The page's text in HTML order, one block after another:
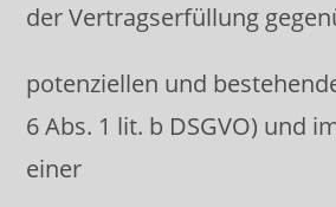
der Vertragserfüllung
potenziellen und
6 Abs. 1 lit. b DSGVO) und
einer